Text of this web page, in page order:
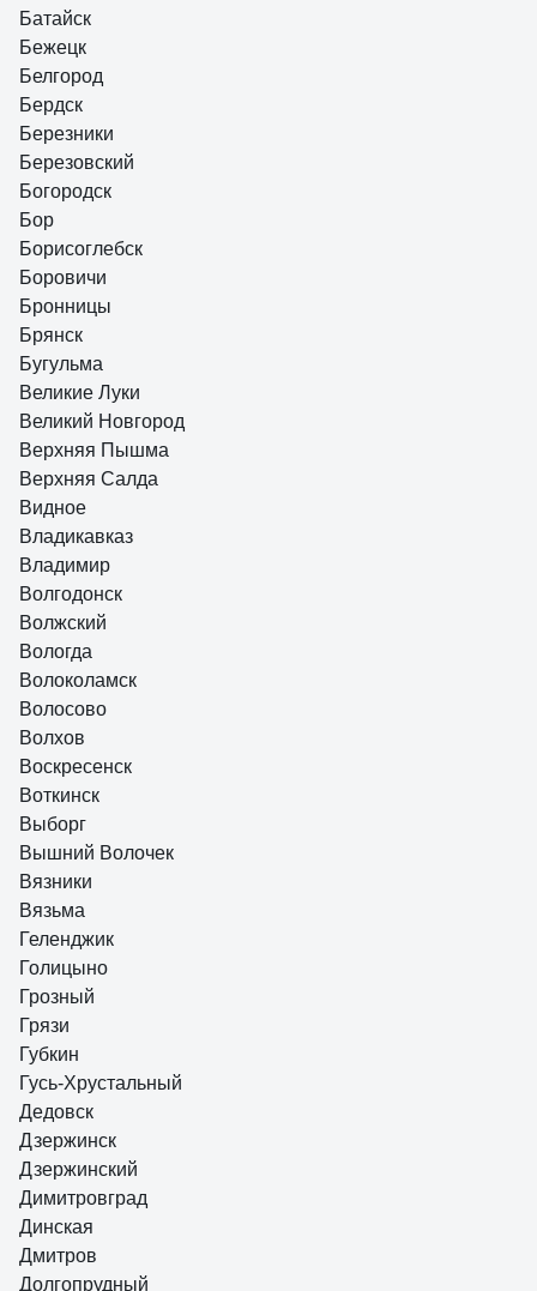
Батайск
Бежецк
Белгород
Бердск
Березники
Березовский
Богородск
Бор
Борисоглебск
Боровичи
Бронницы
Брянск
Бугульма
Великие Луки
Великий Новгород
Верхняя Пышма
Верхняя Салда
Видное
Владикавказ
Владимир
Волгодонск
Волжский
Вологда
Волоколамск
Волосово
Волхов
Воскресенск
Воткинск
Выборг
Вышний Волочек
Вязники
Вязьма
Геленджик
Голицыно
Грозный
Грязи
Губкин
Гусь-Хрустальный
Дедовск
Дзержинск
Дзержинский
Димитровград
Динская
Дмитров
Долгопрудный